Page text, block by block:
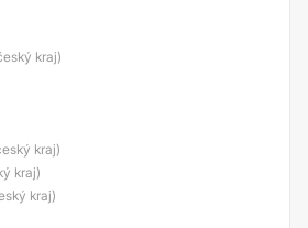
kraj)
kraj)
kraj)
kraj)